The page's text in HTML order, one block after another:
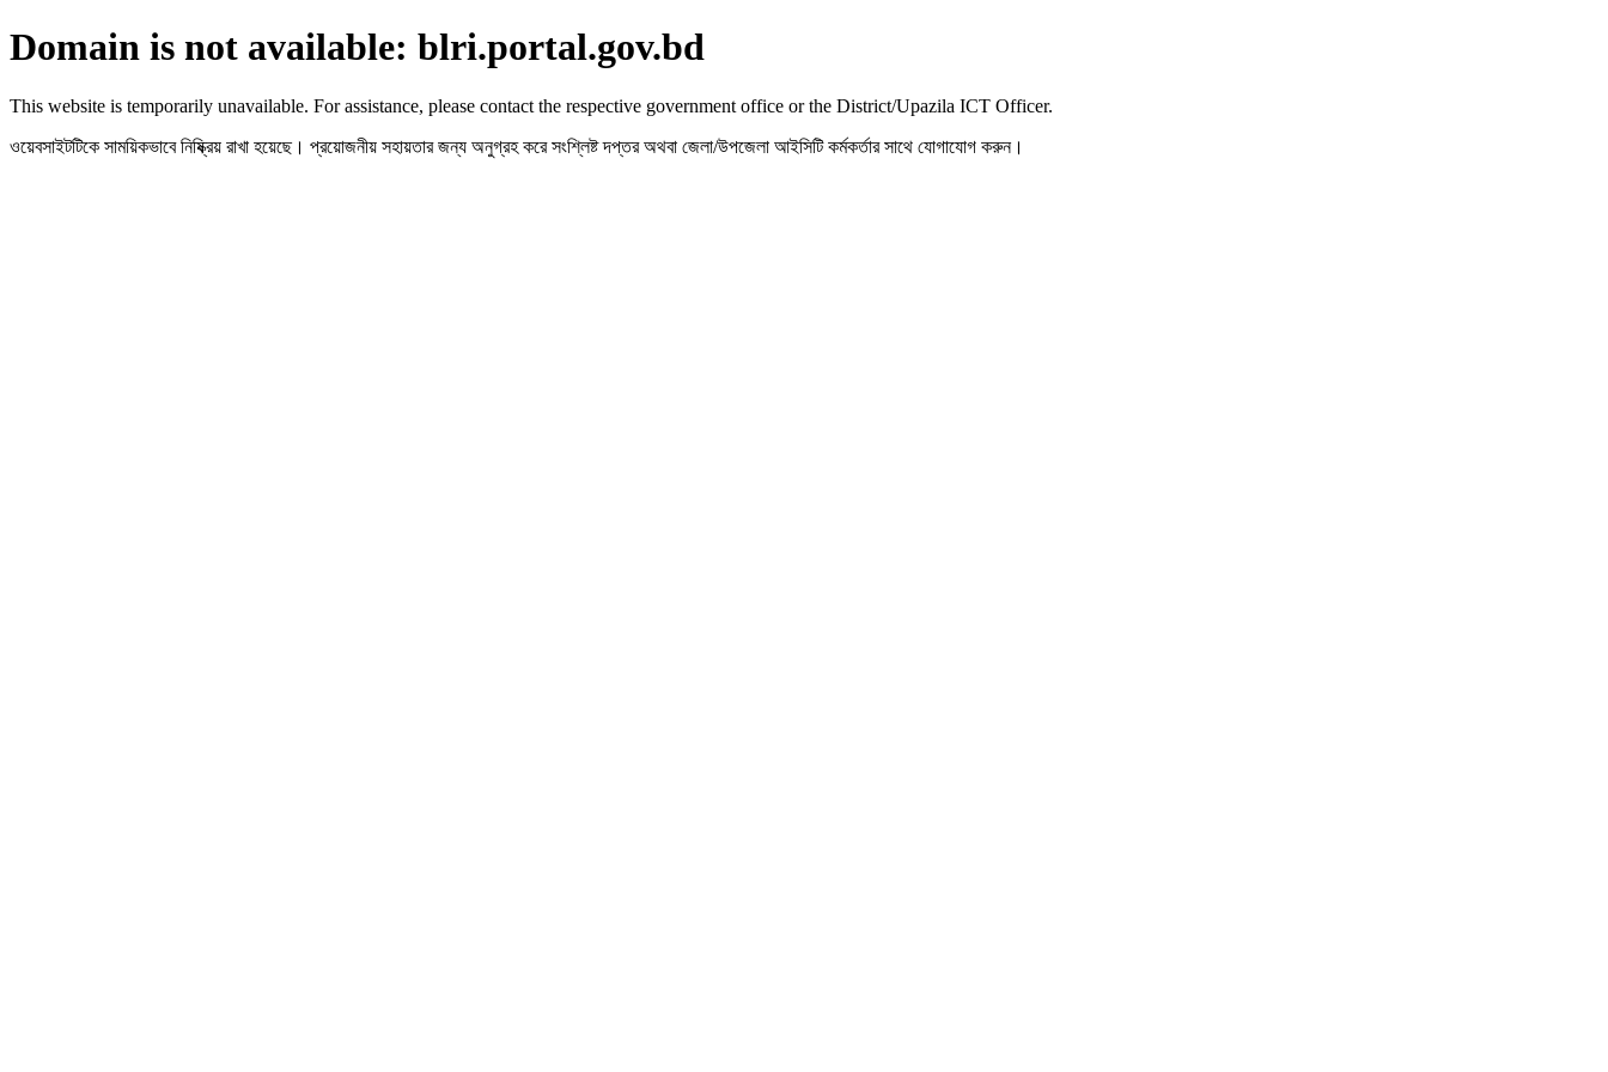
Domain is not available: blri.portal.gov.bd
This website is temporarily unavailable. For assistance, please contact the respective government office or the District/Upazila ICT Officer.
ওয়েবসাইটটিকে সাময়িকভাবে নিষ্ক্রিয় রাখা হয়েছে। প্রয়োজনীয় সহায়তার জন্য অনুগ্রহ করে সংশ্লিষ্ট দপ্তর অথবা জেলা/উপজেলা আইসিটি কর্মকর্তার সাথে যোগাযোগ করুন।